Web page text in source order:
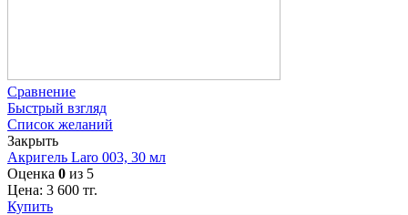
Сравнение
Быстрый взгляд
Список желаний
Закрыть
Акригель Laro 003, 30 мл
Оценка 0 из 5
Цена: 3 600 тг.
Купить